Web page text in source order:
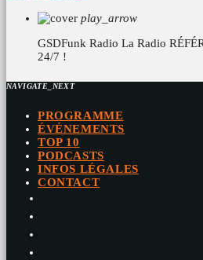
play_arrow
GSDFunk Radio La Radio
24/7 !
NAVIGATE_NEXT
PROGRAMME
ÉVÉNEMENTS
TOP 10
PODCASTS
INFOS LÉGALES
CONTACT